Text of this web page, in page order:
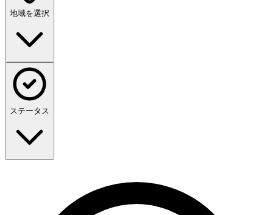
地域を選択
ステータス